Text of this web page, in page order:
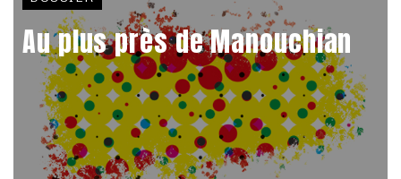
Au plus près de Manouchian